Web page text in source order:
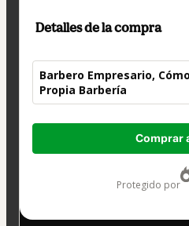
Detalles de la compra
Barbero Empresario,
Propia Barbería
Total
Comprar
protegido por